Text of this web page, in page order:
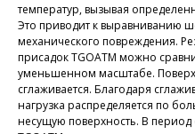
температур, вызывая
Это приводит к выравниванию
механического повреждения.
присадок TGOATM можно
уменьшенном масштабе.
сглаживается. Благодаря
нагрузка распределяется по
несущую поверхность. В период